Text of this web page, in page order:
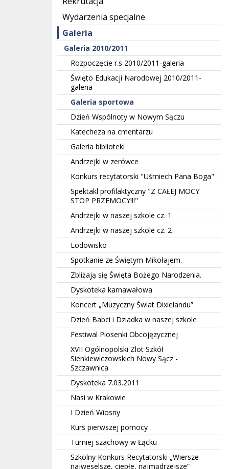
Wydarzenia specjalne
Galeria
Galeria 2010/2011
Rozpoczęcie r.s 2010/2011-galeria
Święto Edukacji Narodowej 2010/2011-
galeria
Galeria sportowa
Dzień Wspólnoty w Nowym Sączu
Katecheza na cmentarzu
Galeria biblioteki
Andrzejki w zerówce
Konkurs recytatorski "Uśmiech Pana Boga"
Spektakl profilaktyczny "Z CAŁEJ MOCY
STOP PRZEMOCY!!!"
Andrzejki w naszej szkole cz. 1
Andrzejki w naszej szkole cz. 2
Lodowisko
Spotkanie ze Świętym Mikołajem.
Zbliżają się Święta Bożego Narodzenia.
Dyskoteka karnawałowa
Koncert „Muzyczny Świat Dixielandu”
Dzień Babci i Dziadka w naszej szkole
Festiwal Piosenki Obcojęzycznej
XVII Ogólnopolski Zlot Szkół
Sienkiewiczowskich Nowy Sącz -
Szczawnica
Dyskoteka 7.03.2011
Nasi w Krakowie
I Dzień Wiosny
Kurs pierwszej pomocy
Turniej szachowy w Łącku
Szkolny Konkurs Recytatorski „Wiersze
najweselsze, ciepłe, najmądrzejsze”